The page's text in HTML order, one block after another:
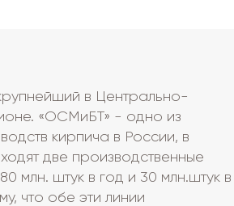
в Центрально-
«ОСМиБТ» - одно из
кирпича в России, в
две производственные
млн. штук в год и 30 млн.штук в
что обе эти линии